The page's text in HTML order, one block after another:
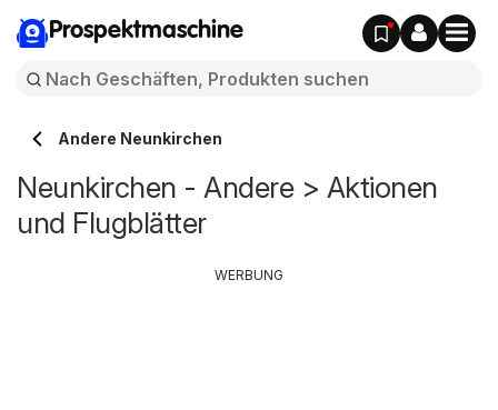
Prospektmaschine
Andere Neunkirchen
Neunkirchen - Andere > Aktionen
und Flugblätter
WERBUNG